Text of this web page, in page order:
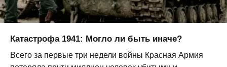
Катастрофа 1941: Могло ли быть иначе?
Всего за первые три недели войны Красная Армия